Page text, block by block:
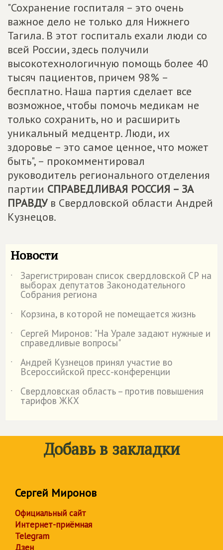
"Сохранение госпиталя – это очень
важное дело не только для Нижнего
Тагила. В этот госпиталь ехали люди со
всей России, здесь получили
высокотехнологичную помощь более 40
тысяч пациентов, причем 98% –
бесплатно. Наша партия сделает все
возможное, чтобы помочь медикам не
только сохранить, но и расширить
уникальный медцентр. Люди, их
здоровье – это самое ценное, что может
быть", – прокомментировал
руководитель регионального отделения
партии СПРАВЕДЛИВАЯ РОССИЯ – ЗА
ПРАВДУв Свердловской области Андрей
Кузнецов.
Новости
˙ Зарегистрирован список свердловской СР на
выборах депутатов Законодательного
Собрания региона
˙
Корзина, в которой не помещается жизнь
˙
Сергей Миронов: "На Урале задают нужные и
справедливые вопросы"
˙
Андрей Кузнецов принял участие во
Всероссийской пресс-конференции
˙
Свердловская область – против повышения
тарифов ЖКХ
Добавь в закладки
Сергей Миронов
Официальный сайт
Интернет-приёмная
Telegram
Дзен